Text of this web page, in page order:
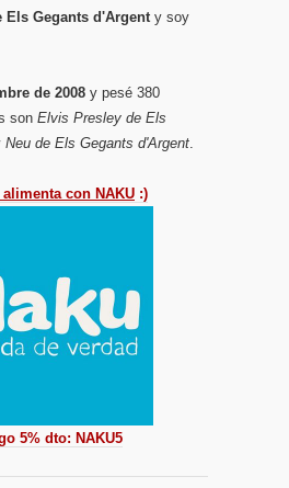
Els Gegants d'Argent y soy
de 2008 y pesé 380
son Elvis Presley de Els
Neu de Els Gegants d'Argent
alimenta con NAKU :)
5% dto: NAKU5